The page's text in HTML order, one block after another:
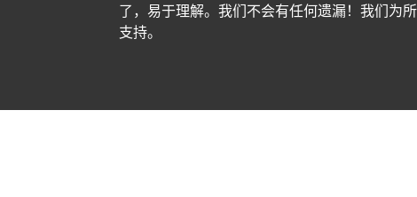
了，易于理解。我们不会有任何遗漏！我们为
支持。